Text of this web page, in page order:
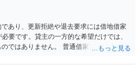
あり、更新拒絶や退去要求には借地借家
要です。貸主の一方的な希望だけでは、
ではありません。 普通借家契約から定期
る形になりますが、これは任意の合意が